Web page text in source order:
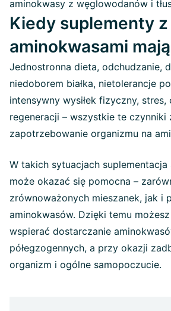
aminokwasy z węglowodanów i
Kiedy suplementy z
aminokwasami
Jednostronna dieta, odchudzanie,
niedoborem białka, nietolerancje
intensywny wysiłek fizyczny,
regeneracji – wszystkie te czynniki
zapotrzebowanie organizmu na
W takich sytuacjach
może okazać się pomocna –
zrównoważonych mieszanek, jak i
aminokwasów. Dzięki temu
wspierać dostarczanie
półegzogennych, a przy okazji
organizm i ogólne samopoczucie.